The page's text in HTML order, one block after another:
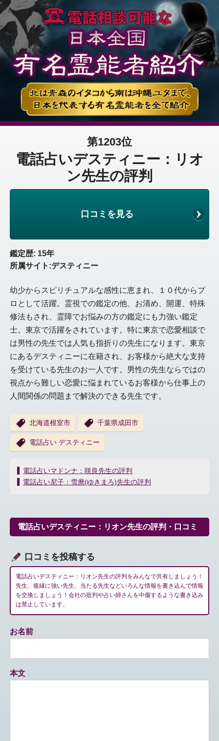
第1203位
電話占いデスティニー：リオ
ン先生の評判
口コミを見る
鑑定歴: 15年
所属サイト:デスティニー
幼少からスピリチュアルな感性に恵まれ、１０代からプ
ロとして活躍。霊視での鑑定の他、お清め、開運、特殊
修法もされ、霊障でお悩みの方の鑑定にも力強い鑑定
士。東京で活躍をされています。特に東京で恋愛相談で
は男性の先生では人気も指折りの先生になります。東京
にあるデスティニーに在籍され、お客様から絶大な支持
を受けている先生のお一人です。男性の先生ならではの
視点から難しい恋愛に悩まれているお客様から仕事上の
人間関係の問題まで解決のできる先生です。
北海道根室市 千葉県成田市
電話占い デスティニー
投
稿
ー
シ
ン
電話占いマドンナ：咲良先生の評判
電話占い尼子：雪麿(ゆきまろ)先生の評判
電話占いデスティニー：リオン先生の評判・口コミ
口コミを投稿する
電話占いデスティニー：リオン先生の評判をみんなで共有しましょう！
先生、復縁に強い先生、当たる先生などいろんな情報を書き込んで情報
を交換しましょう！会社の批判や占い師さんを中傷するような書き込み
は禁止しています。
お名前
本文